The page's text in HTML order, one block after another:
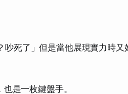
死了」但是當他展現實力時又
是一枚鍵盤手。